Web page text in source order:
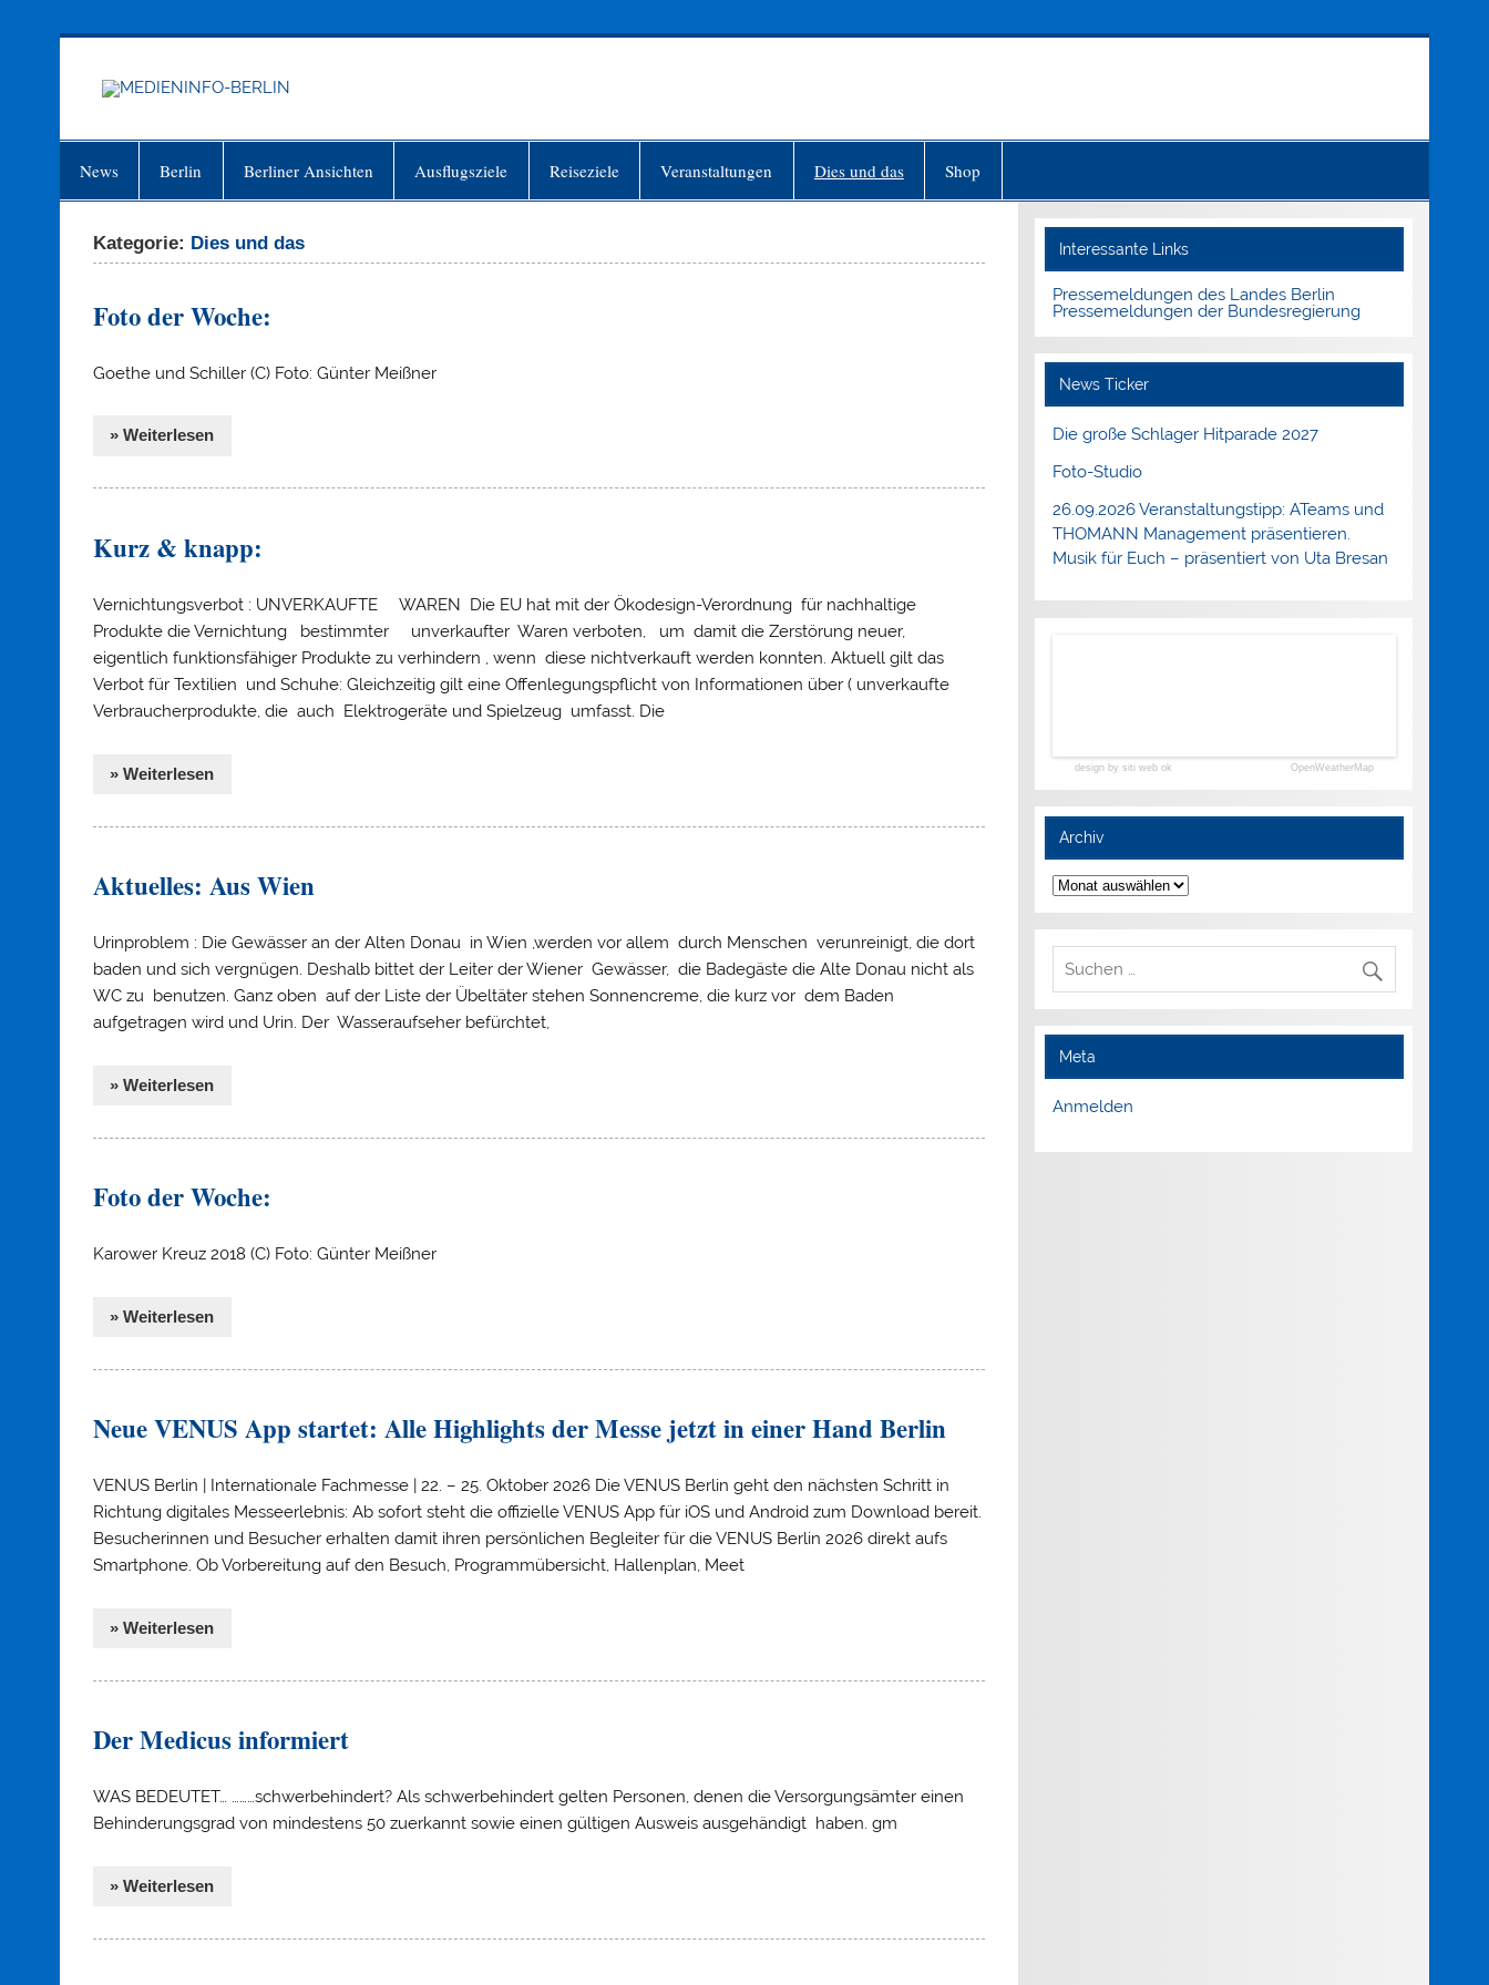
News Berlin Berliner Ansichten Ausflugsziele Reiseziele Veranstaltungen Dies und das Shop
Kategorie: Dies und das
Foto der Woche:
Goethe und Schiller (C) Foto: Günter Meißner
» Weiterlesen
Kurz & knapp:
Vernichtungsverbot : UNVERKAUFTE WAREN Die EU hat mit der Ökodesign-Verordnung für nachhaltige
Produkte die Vernichtung bestimmter unverkaufter Waren verboten, um damit die Zerstörung neuer,
eigentlich funktionsfähiger Produkte zu verhindern , wenn diese nichtverkauft werden konnten. Aktuell gilt das
Verbot für Textilien und Schuhe: Gleichzeitig gilt eine Offenlegungspflicht von Informationen über ( unverkaufte
Verbraucherprodukte, die auch Elektrogeräte und Spielzeug umfasst. Die
» Weiterlesen
Aktuelles: Aus Wien
Urinproblem : Die Gewässer an der Alten Donau in Wien ,werden vor allem durch Menschen verunreinigt, die dort
baden und sich vergnügen. Deshalb bittet der Leiter der Wiener Gewässer, die Badegäste die Alte Donau nicht als
WC zu benutzen. Ganz oben auf der Liste der Übeltäter stehen Sonnencreme, die kurz vor dem Baden
aufgetragen wird und Urin. Der Wasseraufseher befürchtet,
» Weiterlesen
Foto der Woche:
Karower Kreuz 2018 (C) Foto: Günter Meißner
» Weiterlesen
Neue VENUS App startet: Alle Highlights der Messe jetzt in einer Hand Berlin
VENUS Berlin | Internationale Fachmesse | 22. – 25. Oktober 2026 Die VENUS Berlin geht den nächsten Schritt in
Richtung digitales Messeerlebnis: Ab sofort steht die offizielle VENUS App für iOS und Android zum Download bereit.
Besucherinnen und Besucher erhalten damit ihren persönlichen Begleiter für die VENUS Berlin 2026 direkt aufs
Smartphone. Ob Vorbereitung auf den Besuch, Programmübersicht, Hallenplan, Meet
» Weiterlesen
Der Medicus informiert
WAS BEDEUTET… ………schwerbehindert? Als schwerbehindert gelten Personen, denen die Versorgungsämter einen
Behinderungsgrad von mindestens 50 zuerkannt sowie einen gültigen Ausweis ausgehändigt haben. gm
» Weiterlesen
Interessante Links
Pressemeldungen des Landes Berlin
Pressemeldungen der Bundesregierung
News Ticker
Die große Schlager Hitparade 2027
Foto-Studio
26.09.2026 Veranstaltungstipp: ATeams und
THOMANN Management präsentieren.
Musik für Euch – präsentiert von Uta Bresan
design by siti web ok OpenWeatherMap
Archiv
Archiv
Meta
Anmelden